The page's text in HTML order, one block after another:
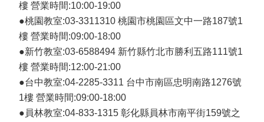
樓 營業時間:10:00-19:00
●桃園教室:03-3311310 桃園市桃園區文中一路187號1
樓 營業時間:09:00-18:00
●新竹教室:03-6588494 新竹縣竹北市勝利五路111號1
樓 營業時間:12:00-21:00
●台中教室:04-2285-3311 台中市南區忠明南路1276號
1樓 營業時間:09:00-18:00
●員林教室:04-833-1315 彰化縣員林市南平街159號之